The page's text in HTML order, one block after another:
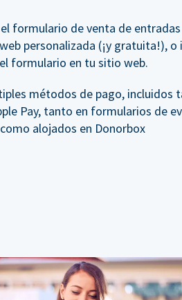
formulario de venta de
personalizada (¡y gratuita!), o
formulario en tu sitio web.
métodos de pago, incluidos
Pay, tanto en formularios de
alojados en Donorbox